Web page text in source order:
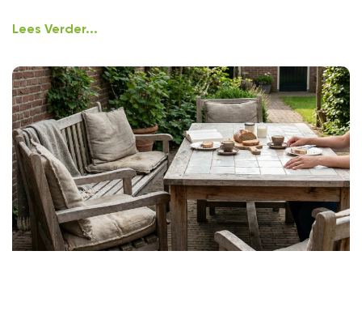
Lees Verder...